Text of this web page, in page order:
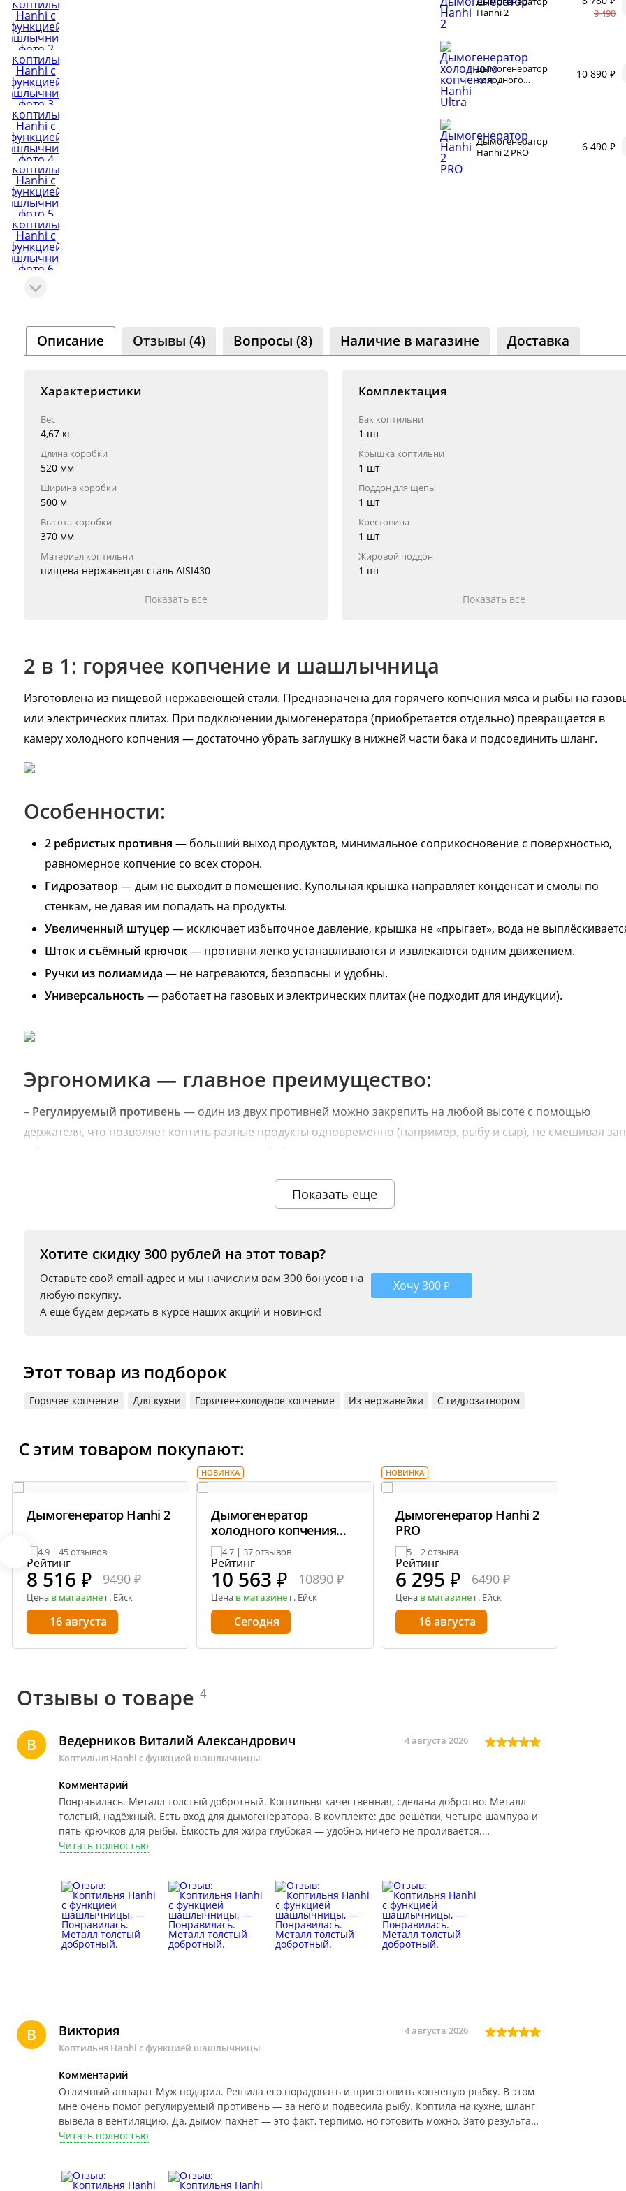
Сыроварение
Подарочные карты
8 000+ читателей
Hanhi 2
9 490
Дымогенератор
холодного
10 890 ₽
Дымогенератор
Hanhi 2 PRO
6 490 ₽
Описание Отзывы (4) Вопросы (8) Наличие в магазине Доставка
Характеристики
Вес
4,67 кг
Длина коробки
520 мм
Ширина коробки
500 м
Высота коробки
370 мм
Материал коптильни
пищева нержавещая сталь AISI430
Показать все
Комплектация
Бак коптильни
1 шт
Крышка коптильни
1 шт
Поддон для щепы
1 шт
Крестовина
1 шт
Жировой поддон
1 шт
Показать все
2 в 1: горячее копчение и шашлычница
Изготовлена из пищевой нержавеющей стали. Предназначена для горячего копчения мяса и рыбы на
или электрических плитах. При подключении дымогенератора (приобретается отдельно) превращается в
камеру холодного копчения — достаточно убрать заглушку в нижней части бака и подсоединить шланг.
Особенности:
2 ребристых противня — больший выход продуктов, минимальное соприкосновение с поверхностью,
равномерное копчение со всех сторон.
Гидрозатвор— дым не выходит в помещение. Купольная крышка направляет конденсат и смолы по
стенкам, не давая им попадать на продукты.
Увеличенный штуцер— исключает избыточное давление, крышка не «прыгает», вода не
Шток и съёмный крючок— противни легко устанавливаются и извлекаются одним движением.
Ручки из полиамида — не нагреваются, безопасны и удобны.
Универсальность — работает на газовых и электрических плитах (не подходит для индукции).
Эргономика — главное преимущество:
– Регулируемый противень — один из двух противней можно закрепить на любой высоте с помощью
держателя, что позволяет коптить разные продукты одновременно (например, рыбу и сыр), не смешивая
— идеальны для колбас, сала, птицы, стейков. Продукт прокапчивается равномерно со всех
При правильном размещении получается три яруса копчения: два на противнях и один на крючках.
сохраняя сочность и насыщенный аромат. Всё это — прямо на кухне городской квартиры.
В комплекте всё необходимое.Остаётся только подготовить продукты. В гарантийном талоне — ссылки на
подробную инструкцию и книгу рецептов копчения.
поставщика.
Показать еще
Хотите скидку 300 рублей на этот товар?
Оставьте свой email-адрес и мы начислим вам 300 бонусов на
любую покупку.
А еще будем держать в курсе наших акций и новинок!
Хочу 300 ₽
Этот товар из подборок
Горячее копчение Для кухни Горячее+холодное копчение Из нержавейки С гидрозатвором
С этим товаром покупают:
Дымогенератор Hanhi 2
4.9 | 45 отзывов
8 516 ₽ 9490 ₽
Цена в магазине г. Ейск
16 августа
НОВИНКА
Дымогенератор
холодного копчения
Hanhi Ultra
4.7 | 37 отзывов
10 563 ₽ 10890 ₽
Цена в магазине г. Ейск
Сегодня
НОВИНКА
Дымогенератор Hanhi 2
PRO
5 | 2 отзыва
6 295 ₽ 6490 ₽
Цена в магазине г. Ейск
16 августа
Отзывы о товаре 4
В Ведерников Виталий Александрович
Коптильня Hanhi с функцией шашлычницы
4 августа 2026
Комментарий
Понравилась. Металл толстый добротный. Коптильня качественная, сделана добротно. Металл
толстый, надёжный. Есть вход для дымогенератора. В комплекте: две решётки, четыре шампура и
пять крючков для рыбы. Ёмкость для жира глубокая — удобно, ничего не проливается.
Предусмотрена специальная ручка для снятия всей конструкции вместе с решётками, поддоном
чтобы начать радовать себя и близких вкусными копчёностями. Рекомендую.
Читать полностью
В Виктория
Коптильня Hanhi с функцией шашлычницы
4 августа 2026
Комментарий
Отличный аппарат Муж подарил. Решила его порадовать и приготовить копчёную рыбку. В этом
мне очень помог регулируемый противень — за него и подвесила рыбу. Коптила на кухне, шланг
вывела в вентиляцию. Да, дымом пахнет — это факт, терпимо, но готовить можно. Зато результат
того стоит: рыбка получилась очень вкусная, нежная, с золотистой корочкой. Коптильней
Читать полностью